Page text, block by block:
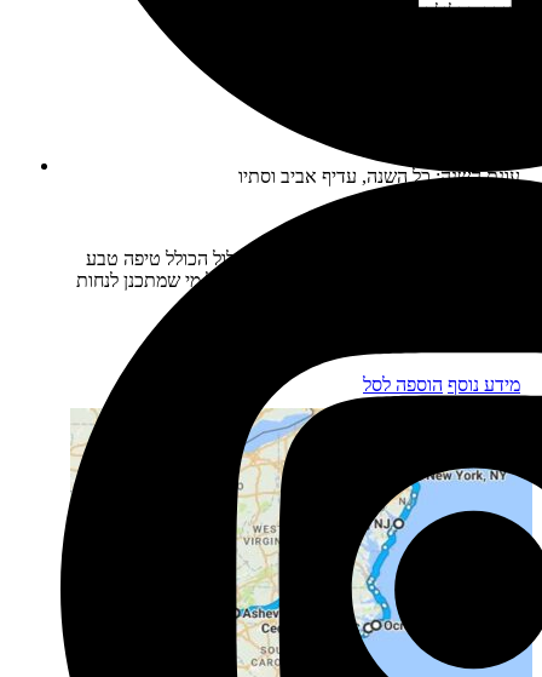
אורך מסלול נסיעה:
עונת השנה:כל השנה, עדיף אביב וסתיו
תוכנית טיול מזרח 011 - מסלול הכולל טיפה טבע
והרבה פארקי שעושעים. המסלול מיועד לכל מי שמתכנן לנחות
מידע נוסף הוספה לסל